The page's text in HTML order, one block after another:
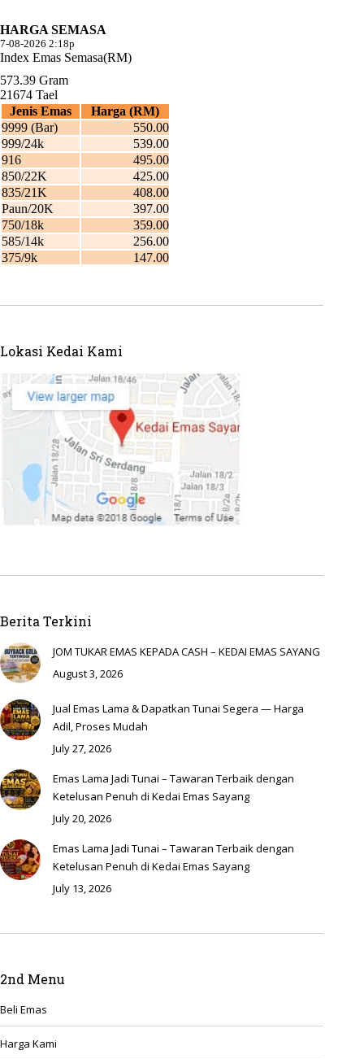
Lokasi Kedai Kami
Berita Terkini
JOM TUKAR EMAS KEPADA CASH – KEDAI EMAS SAYANG
August 3, 2026
Jual Emas Lama & Dapatkan Tunai Segera — Harga
Adil, Proses Mudah
July 27, 2026
Emas Lama Jadi Tunai – Tawaran Terbaik dengan
Ketelusan Penuh di Kedai Emas Sayang
July 20, 2026
Emas Lama Jadi Tunai – Tawaran Terbaik dengan
Ketelusan Penuh di Kedai Emas Sayang
July 13, 2026
2nd Menu
Beli Emas
Harga Kami